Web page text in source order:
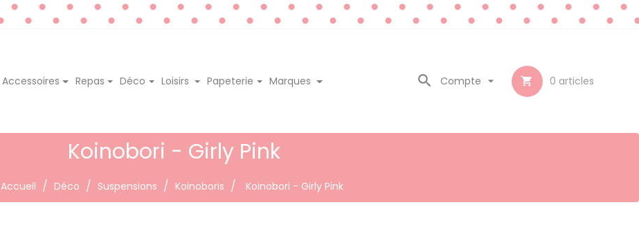
Accessoires Repas Déco Loisirs Papeterie Marques  0 articles
Compte 

Koinobori - Girly Pink
Accueil Déco Suspensions Koinoboris Koinobori - Girly Pink